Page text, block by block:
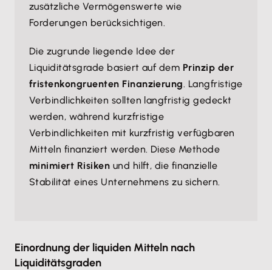
zusätzliche Vermögenswerte wie
Forderungen berücksichtigen.
Die zugrunde liegende Idee der
Liquiditätsgrade basiert auf dem Prinzip der
fristenkongruenten Finanzierung. Langfristige
Verbindlichkeiten sollten langfristig gedeckt
werden, während kurzfristige
Verbindlichkeiten mit kurzfristig verfügbaren
Mitteln finanziert werden. Diese Methode
minimiert Risiken und hilft, die finanzielle
Stabilität eines Unternehmens zu sichern.
Einordnung der liquiden Mitteln nach
Liquiditätsgraden